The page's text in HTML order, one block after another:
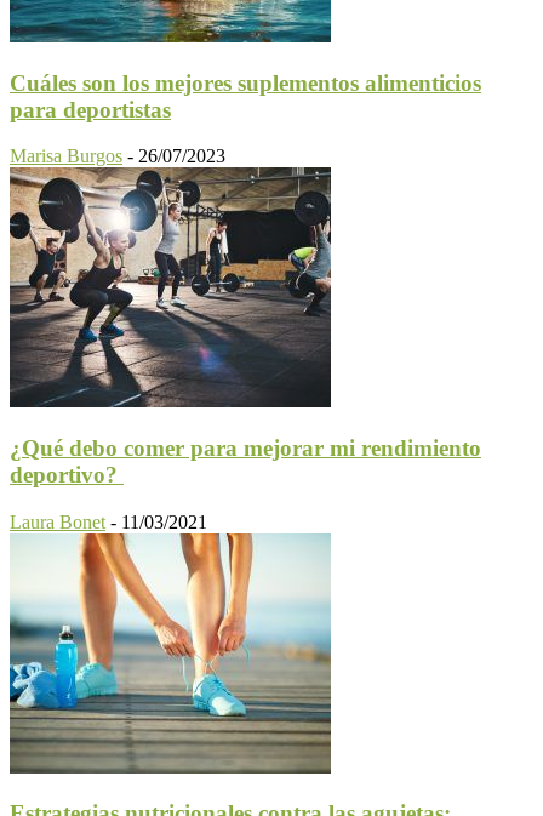
Cuáles son los mejores suplementos alimenticios
para deportistas
Marisa Burgos - 26/07/2023
¿Qué debo comer para mejorar mi rendimiento
deportivo?
Laura Bonet - 11/03/2021